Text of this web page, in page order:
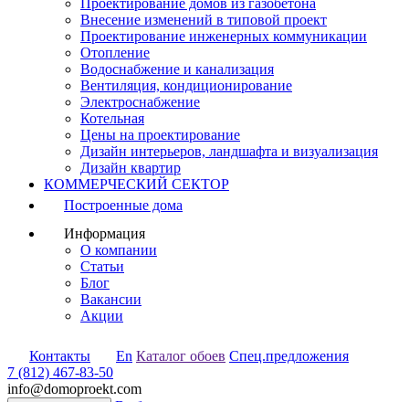
Проектирование домов из газобетона
Внесение изменений в типовой проект
Проектирование инженерных коммуникации
Отопление
Водоснабжение и канализация
Вентиляция, кондиционирование
Электроснабжение
Котельная
Цены на проектирование
Дизайн интерьеров, ландшафта и визуализация
Дизайн квартир
КОММЕРЧЕСКИЙ СЕКТОР
Построенные дома
Информация
О компании
Статьи
Блог
Вакансии
Акции
Контакты En Каталог обоев Спец.предложения
7 (812) 467-83-50
info@domoproekt.com